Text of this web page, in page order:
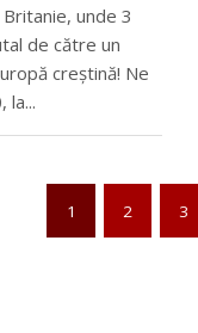
unde 3
de către un
creștină! Ne
la...
1 2 3